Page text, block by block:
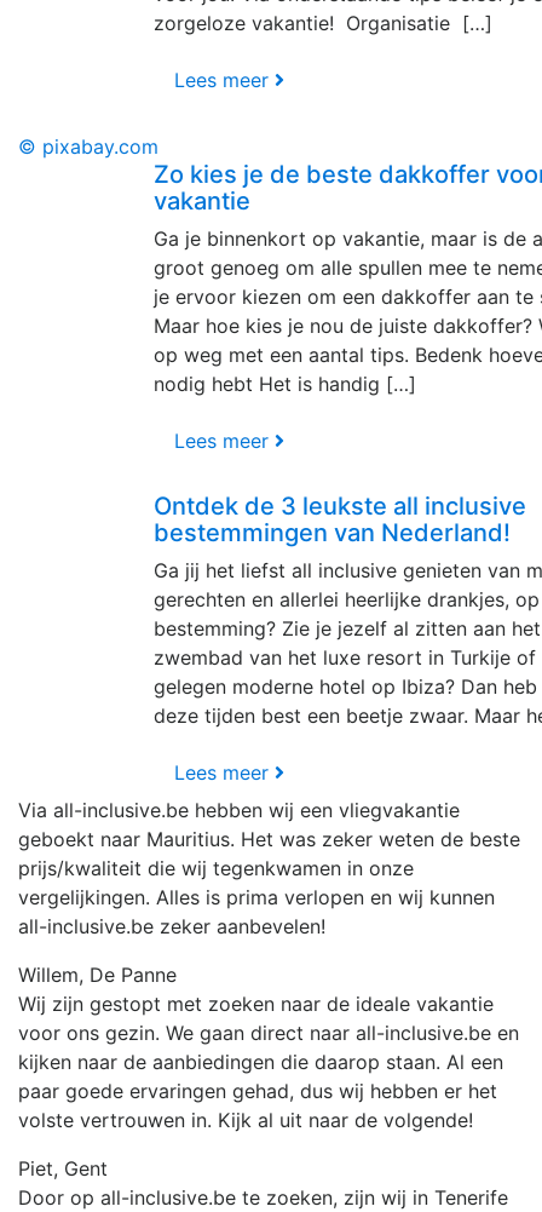
zorgeloze vakantie! Organisatie […]
Lees meer
© pixabay.com
Zo kies je de beste dakkoffer
vakantie
Ga je binnenkort op vakantie, maar is de
groot genoeg om alle spullen mee te
je ervoor kiezen om een dakkoffer aan te
Maar hoe kies je nou de juiste dakkoffer?
op weg met een aantal tips. Bedenk
nodig hebt Het is handig […]
Lees meer
Ontdek de 3 leukste all inclusive
bestemmingen van Nederland!
Ga jij het liefst all inclusive genieten van
gerechten en allerlei heerlijke drankjes,
bestemming? Zie je jezelf al zitten aan
zwembad van het luxe resort in Turkije
gelegen moderne hotel op Ibiza? Dan
deze tijden best een beetje zwaar. Maar
Lees meer
Via all-inclusive.be hebben wij een vliegvakantie
geboekt naar Mauritius. Het was zeker weten de beste
prijs/kwaliteit die wij tegenkwamen in onze
vergelijkingen. Alles is prima verlopen en wij kunnen
all-inclusive.be zeker aanbevelen!
Willem, De Panne
Wij zijn gestopt met zoeken naar de ideale vakantie
voor ons gezin. We gaan direct naar all-inclusive.be en
kijken naar de aanbiedingen die daarop staan. Al een
paar goede ervaringen gehad, dus wij hebben er het
volste vertrouwen in. Kijk al uit naar de volgende!
Piet, Gent
Door op all-inclusive.be te zoeken, zijn wij in Tenerife